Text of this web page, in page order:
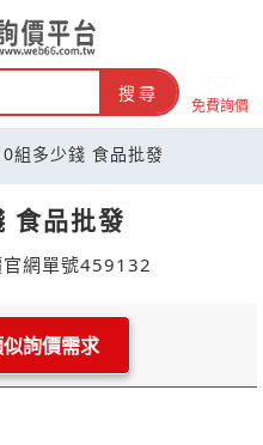
搜尋
免費詢價
組多少錢 食品批發
食品批發
網單號459132
詢價需求